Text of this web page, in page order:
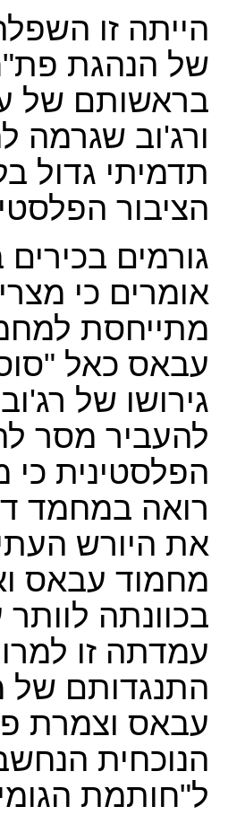
הייתה זו
של הנהגת
בראשותם של
ורג'וב שגרמה
תדמיתי גדול
הציבור
גורמים
אומרים כי
מתייחסת
עבאס כאל
גירושו של
להעביר מסר
הפלסטינית כי
רואה במחמד
את היורש
מחמוד עבאס
בכוונתה
עמדתה זו
התנגדותם של
עבאס וצמרת
הנוכחית
ל"חותמת